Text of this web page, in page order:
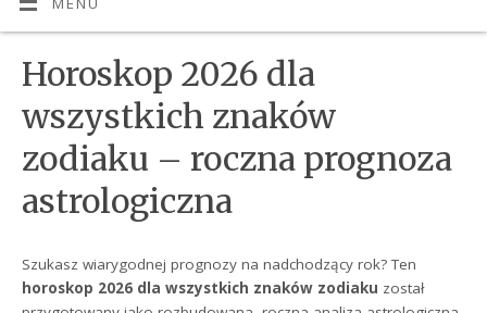
Horoskop 2026 dla
wszystkich znaków
zodiaku – roczna prognoza
astrologiczna
Szukasz wiarygodnej prognozy na nadchodzący rok? Ten
horoskop 2026 dla wszystkich znaków zodiaku został